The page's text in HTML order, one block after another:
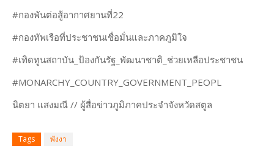
#กองพันต่อสู้อากาศยานที่22
#กองทัพเรือที่ประชาชนเชื่อมั่นและภาคภูมิใจ
#เทิดทูนสถาบัน_ป้องกันรัฐ_พัฒนาชาติ_ช่วยเหลือประชาชน
#MONARCHY_COUNTRY_GOVERNMENT_PEOPL
นิตยา แสงมณี // ผู้สื่อข่าวภูมิภาคประจำจังหวัดสตูล
Tags พังงา